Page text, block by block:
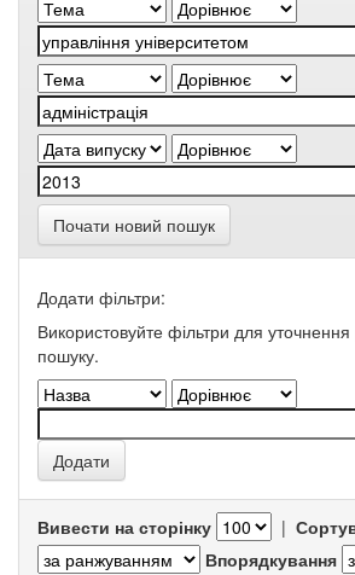
Почати новий пошук
Додати фільтри:
Використовуйте фільтри для уточнення
пошуку.
Вивести на сторінку |
Впорядкування